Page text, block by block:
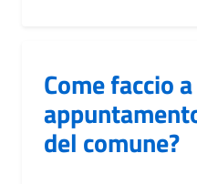
Come faccio
del comune?